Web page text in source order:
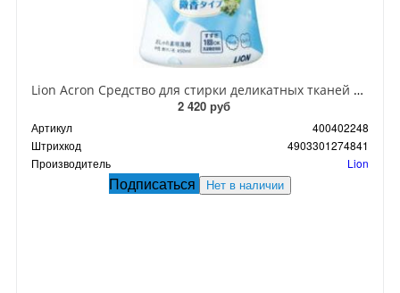
Lion Acron Средство для стирки деликатных тканей с ароматом мыла 450 мл
2 420 руб
Артикул
400402248
Штрихкод
4903301274841
Производитель
Lion
Подписаться Нет в наличии